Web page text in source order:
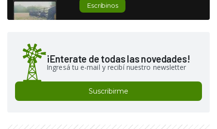
Escribinos
¡Enterate de todas las novedades!
Ingresá tu e-mail y recibí nuestro newsletter
Suscribirme